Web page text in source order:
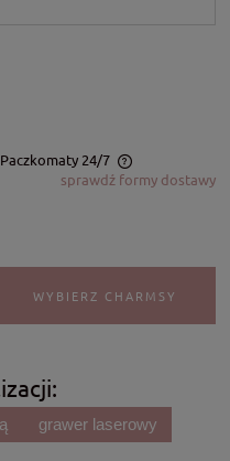
24/7
płatnościsprawdź formy dostawy
WYBIERZ CHARMSY
grawer laserowy